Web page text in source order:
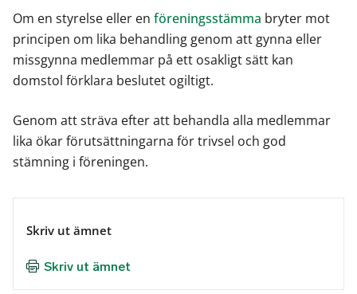
Skriv ut ämnet
Skriv ut ämnet
Om en styrelse eller en föreningsstämma bryter mot
principen om lika behandling genom att gynna eller
missgynna medlemmar på ett osakligt sätt kan
domstol förklara beslutet ogiltigt.
Genom att sträva efter att behandla alla medlemmar
lika ökar förutsättningarna för trivsel och god
stämning i föreningen.